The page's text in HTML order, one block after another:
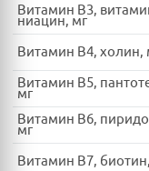
Витамин B3,
ниацин, мг
Витамин B4, холин,
Витамин B5,
мг
Витамин B6,
мг
Витамин B7,